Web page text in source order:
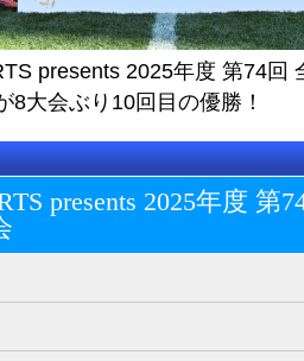
presents 2025年度 第74回
8大会ぶり10回目の優勝！
presents 2025年度